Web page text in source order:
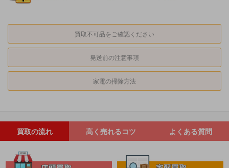
買取不可品をご確認ください
発送前の注意事項
家電の掃除方法
買取の流れ 高く売れるコツ よくある質問